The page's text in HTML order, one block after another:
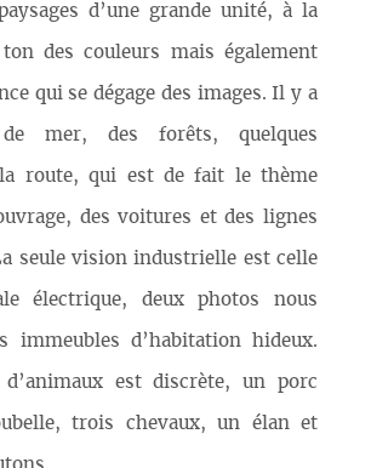
d’une grande unité, à la
des couleurs mais également
qui se dégage des images. Il y a
mer, des forêts, quelques
la route, qui est de fait le thème
des voitures et des lignes
seule vision industrielle est celle
électrique, deux photos nous
immeubles d’habitation hideux.
d’animaux est discrète, un porc
trois chevaux, un élan et